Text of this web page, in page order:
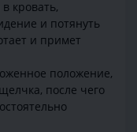
кровать,
и потянуть
и примет
положение,
после чего